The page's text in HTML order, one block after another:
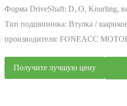
постоянного двигателя
Форма DriveShaft: D, O, Knurling,
Тип подшипника: Втулка /
производителя: FONEACC
Получите лучшую цену